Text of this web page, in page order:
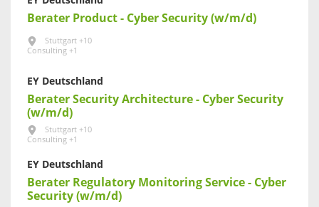
Berater Product - Cyber Security (w/m/d)
Stuttgart +10
Consulting +1
EY Deutschland
Berater Security Architecture - Cyber Security
(w/m/d)
Stuttgart +10
Consulting +1
EY Deutschland
Berater Regulatory Monitoring Service - Cyber
Security (w/m/d)